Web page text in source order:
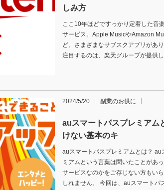
しみ方
ここ10年ほどですっかり定着した音
サービス。Apple MusicやAmazon
ど、さまざまなサブスクアプリがあ
注目するのは、楽天グループが提供
2024/5/20 副業のお供に
auスマートパスプレミアム
けない基本のキ
auスマートパスプレミアムとは？ au
ミアムという言葉は聞いたことがあ
サービスなのかをご存じない方もい
しれません。 今回は、auスマート